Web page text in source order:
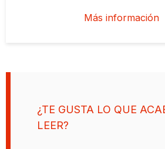
Apoyamos
contribuyen al
sostenible de la región.
Más información
¿TE GUSTA LO QUE
LEER?